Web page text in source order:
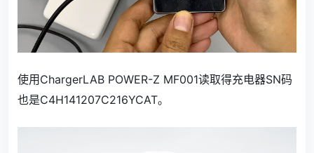
使用ChargerLAB POWER-Z MF001读取得充电器SN码
也是C4H141207C216YCAT。